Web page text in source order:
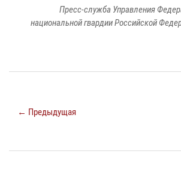
Пресс-служба Управления
национальной гвардии Российской
← Предыдущая